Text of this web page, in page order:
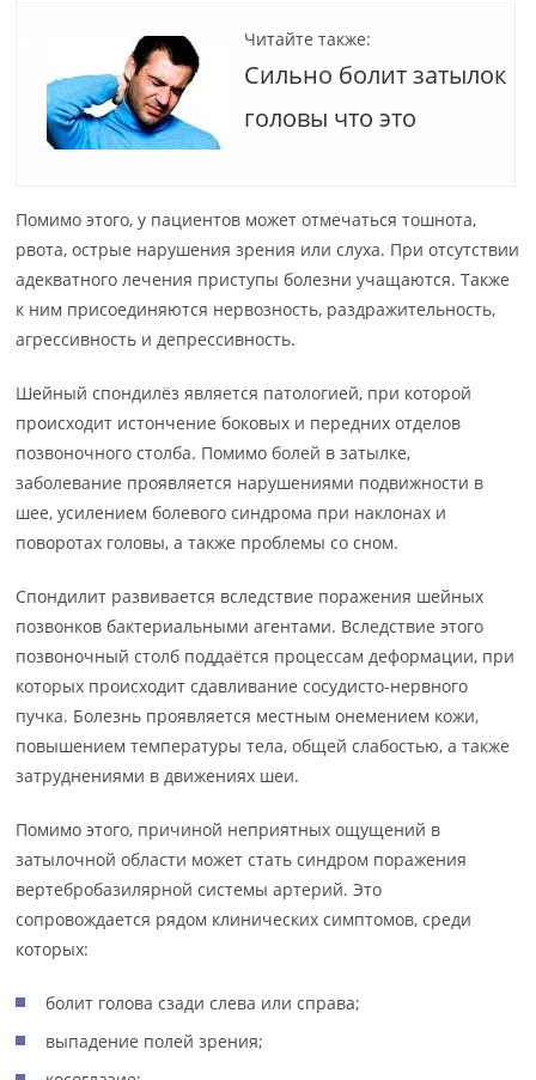
Читайте также:
Сильно болит затылок
головы что это
Помимо этого, у пациентов может отмечаться тошнота,
рвота, острые нарушения зрения или слуха. При отсутствии
адекватного лечения приступы болезни учащаются. Также
к ним присоединяются нервозность, раздражительность,
агрессивность и депрессивность.
Шейный спондилёз является патологией, при которой
происходит истончение боковых и передних отделов
позвоночного столба. Помимо болей в затылке,
заболевание проявляется нарушениями подвижности в
шее, усилением болевого синдрома при наклонах и
поворотах головы, а также проблемы со сном.
Спондилит развивается вследствие поражения шейных
позвонков бактериальными агентами. Вследствие этого
позвоночный столб поддаётся процессам деформации, при
которых происходит сдавливание сосудисто-нервного
пучка. Болезнь проявляется местным онемением кожи,
повышением температуры тела, общей слабостью, а также
затруднениями в движениях шеи.
Помимо этого, причиной неприятных ощущений в
затылочной области может стать синдром поражения
вертебробазилярной системы артерий. Это
сопровождается рядом клинических симптомов, среди
которых:
болит голова сзади слева или справа;
выпадение полей зрения;